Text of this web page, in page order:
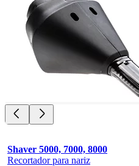
Shaver 5000, 7000, 8000
Recortador para nariz